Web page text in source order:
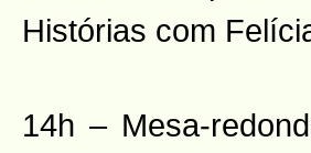
Histórias com
14h – Mesa-